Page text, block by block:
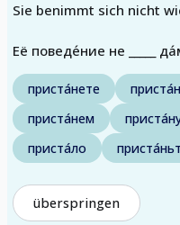
Sie benimmt sich nicht
Её поведе́ние не _____
приста́нете
приста́нем
приста́ло
überspringen